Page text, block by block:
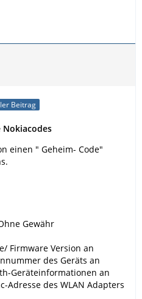
Beitrag
Nokiacodes
einen " Geheim- Code"
Gewähr
Firmware Version an
des Geräts an
Geräteinformationen an
Adresse des WLAN Adapters